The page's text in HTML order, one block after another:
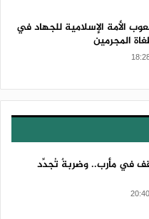
الأمة الإسلامية للجهاد في
المجرمين
في مأرب.. وضربةٌ تُجدِّد